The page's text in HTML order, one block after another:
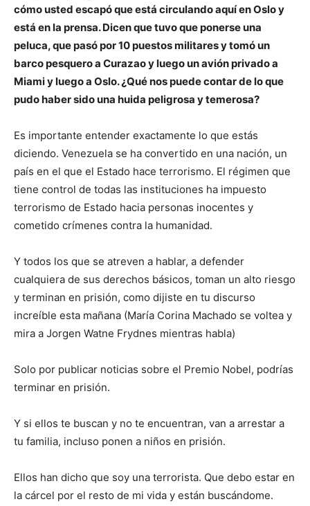
cómo usted escapó que está circulando aquí en Oslo y
está en la prensa. Dicen que tuvo que ponerse una
peluca, que pasó por 10 puestos militares y tomó un
barco pesquero a Curazao y luego un avión privado a
Miami y luego a Oslo. ¿Qué nos puede contar de lo que
pudo haber sido una huida peligrosa y temerosa?
Es importante entender exactamente lo que estás
diciendo. Venezuela se ha convertido en una nación, un
país en el que el Estado hace terrorismo. El régimen que
tiene control de todas las instituciones ha impuesto
terrorismo de Estado hacia personas inocentes y
cometido crímenes contra la humanidad.
Y todos los que se atreven a hablar, a defender
cualquiera de sus derechos básicos, toman un alto riesgo
y terminan en prisión, como dijiste en tu discurso
increíble esta mañana (María Corina Machado se voltea y
mira a Jorgen Watne Frydnes mientras habla)
Solo por publicar noticias sobre el Premio Nobel, podrías
terminar en prisión.
Y si ellos te buscan y no te encuentran, van a arrestar a
tu familia, incluso ponen a niños en prisión.
Ellos han dicho que soy una terrorista. Que debo estar en
la cárcel por el resto de mi vida y están buscándome.